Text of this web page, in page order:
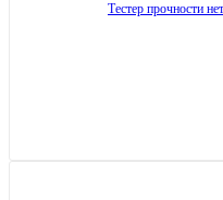
Тестер прочности